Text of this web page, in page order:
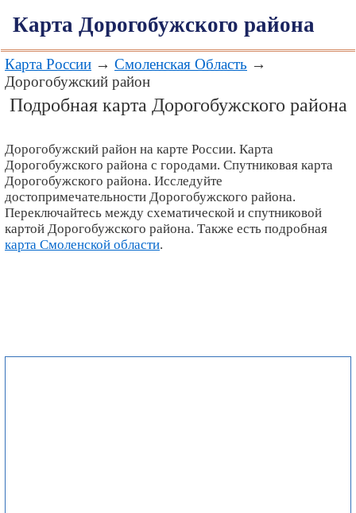
Карта Дорогобужского района
Карта России → Смоленская Область →
Дорогобужский район
Подробная карта Дорогобужского района
Дорогобужский район на карте России. Карта
Дорогобужского района с городами. Спутниковая карта
Дорогобужского района. Исследуйте
достопримечательности Дорогобужского района.
Переключайтесь между схематической и спутниковой
картой Дорогобужского района. Также есть подробная
карта Смоленской области.